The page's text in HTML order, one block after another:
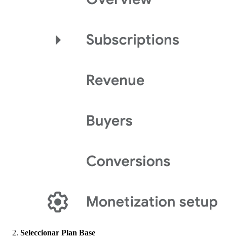
Seleccionar Plan Base